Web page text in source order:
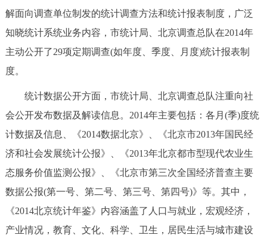
解面向调查单位制发的统计调查方法和统计报表制度，广泛
知晓统计系统业务内容，市统计局、北京调查总队在2014年
主动公开了29项定期调查(如年度、季度、月度)统计报表制
度。
统计数据公开方面，市统计局、北京调查总队注重向社
会公开发布数据及解读信息。2014年主要包括：各月(季)度统
计数据及信息、《2014数据北京》、《北京市2013年国民经
济和社会发展统计公报》、《2013年北京都市型现代农业生
态服务价值监测公报》、《北京市第三次全国经济普查主要
数据公报(第一号、第二号、第三号、第四号)》等。其中，
《2014北京统计年鉴》内容涵盖了人口与就业，宏观经济，
产业情况，教育、文化、科学、卫生，居民生活与城市建设